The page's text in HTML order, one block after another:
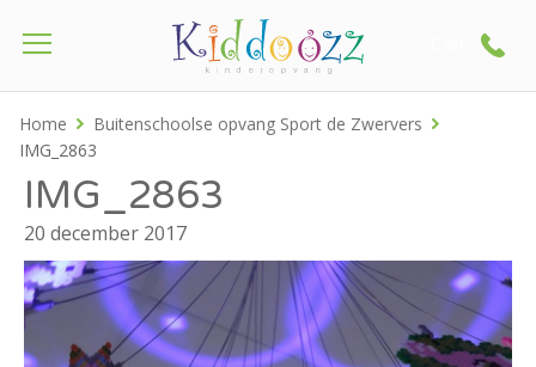
Home
Buitenschoolse opvang Sport de Zwervers
IMG_2863
IMG_2863
20 december 2017